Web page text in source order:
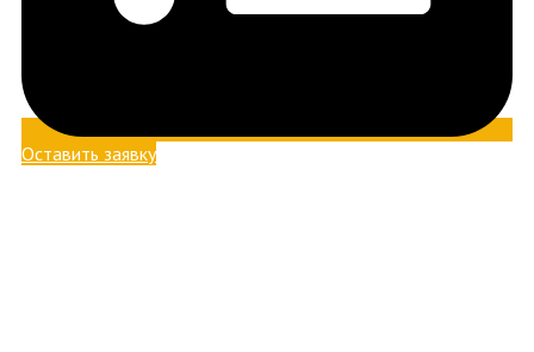
Оставить заявку